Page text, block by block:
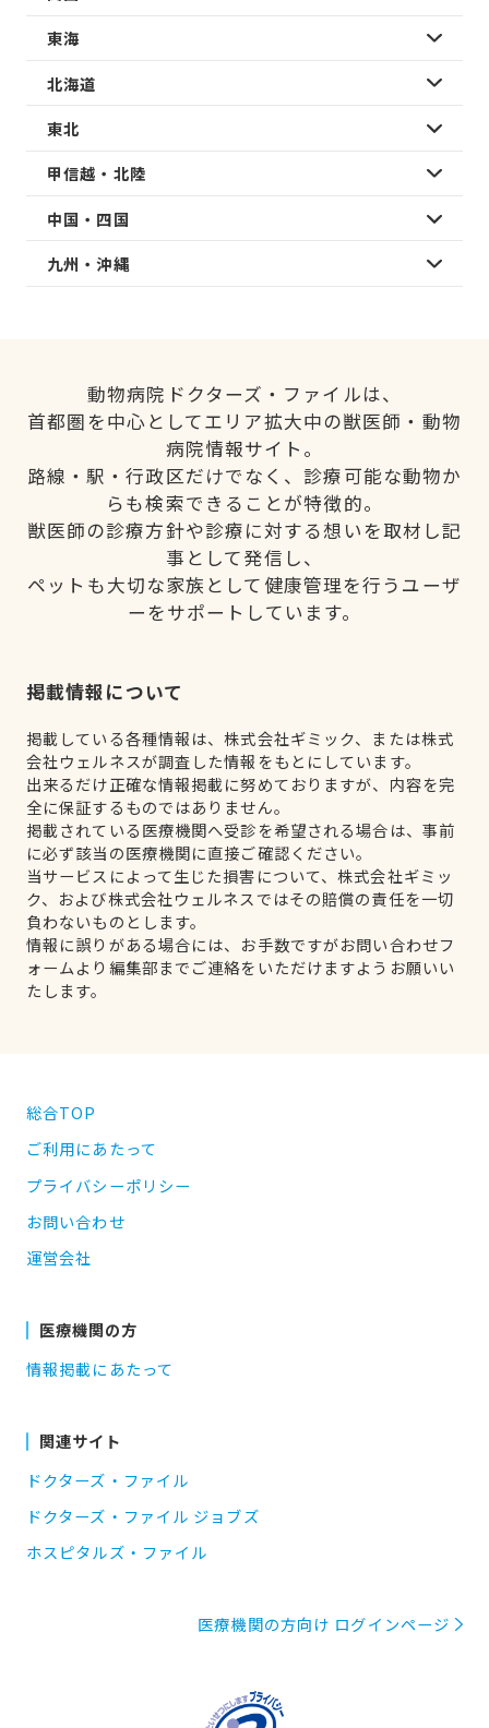
東海
北海道
東北
甲信越・北陸
中国・四国
九州・沖縄
動物病院ドクターズ・ファイルは、
首都圏を中心としてエリア拡大中の獣医師・動物
病院情報サイト。
路線・駅・行政区だけでなく、診療可能な動物か
らも検索できることが特徴的。
獣医師の診療方針や診療に対する想いを取材し記
事として発信し、
ペットも大切な家族として健康管理を行うユーザ
ーをサポートしています。
掲載情報について
掲載している各種情報は、株式会社ギミック、または株式
会社ウェルネスが調査した情報をもとにしています。
出来るだけ正確な情報掲載に努めておりますが、内容を完
全に保証するものではありません。
掲載されている医療機関へ受診を希望される場合は、事前
に必ず該当の医療機関に直接ご確認ください。
当サービスによって生じた損害について、株式会社ギミッ
ク、および株式会社ウェルネスではその賠償の責任を一切
負わないものとします。
情報に誤りがある場合には、お手数ですがお問い合わせフ
ォームより編集部までご連絡をいただけますようお願いい
たします。
総合TOP
ご利用にあたって
プライバシーポリシー
お問い合わせ
運営会社
医療機関の方
情報掲載にあたって
関連サイト
ドクターズ・ファイル
ドクターズ・ファイル ジョブズ
ホスピタルズ・ファイル
医療機関の方向け ログインページ